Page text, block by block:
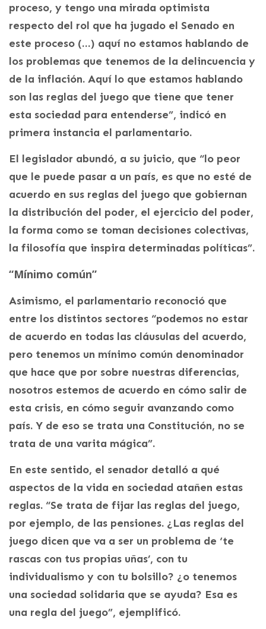
proceso, y tengo una mirada optimista
respecto del rol que ha jugado el Senado en
este proceso (…) aquí no estamos hablando de
los problemas que tenemos de la delincuencia y
de la inflación. Aquí lo que estamos hablando
son las reglas del juego que tiene que tener
esta sociedad para entenderse”, indicó en
primera instancia el parlamentario.
El legislador abundó, a su juicio, que “lo peor
que le puede pasar a un país, es que no esté de
acuerdo en sus reglas del juego que gobiernan
la distribución del poder, el ejercicio del poder,
la forma como se toman decisiones colectivas,
la filosofía que inspira determinadas políticas”.
“Mínimo común”
Asimismo, el parlamentario reconoció que
entre los distintos sectores “podemos no estar
de acuerdo en todas las cláusulas del acuerdo,
pero tenemos un mínimo común denominador
que hace que por sobre nuestras diferencias,
nosotros estemos de acuerdo en cómo salir de
esta crisis, en cómo seguir avanzando como
país. Y de eso se trata una Constitución, no se
trata de una varita mágica”.
En este sentido, el senador detalló a qué
aspectos de la vida en sociedad atañen estas
reglas. “Se trata de fijar las reglas del juego,
por ejemplo, de las pensiones. ¿Las reglas del
juego dicen que va a ser un problema de ‘te
rascas con tus propias uñas’, con tu
individualismo y con tu bolsillo? ¿o tenemos
una sociedad solidaria que se ayuda? Esa es
una regla del juego”, ejemplificó.